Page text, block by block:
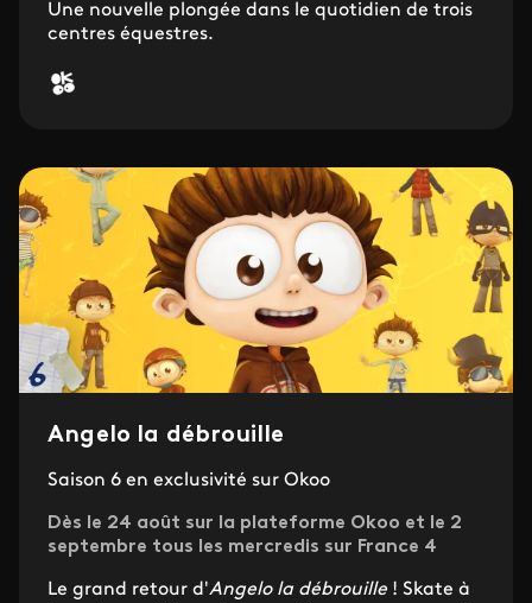
Une nouvelle plongée dans le quotidien de trois
centres équestres.
Angelo la débrouille
Saison 6 en exclusivité sur Okoo
Dès le 24 août sur la plateforme Okoo et le 2
septembre tous les mercredis sur France 4
Le grand retour d'Angelo la débrouille ! Skate à